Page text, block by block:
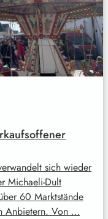
sich wieder
Michaeli-Dult
60 Marktstände
Anbietern. Von …